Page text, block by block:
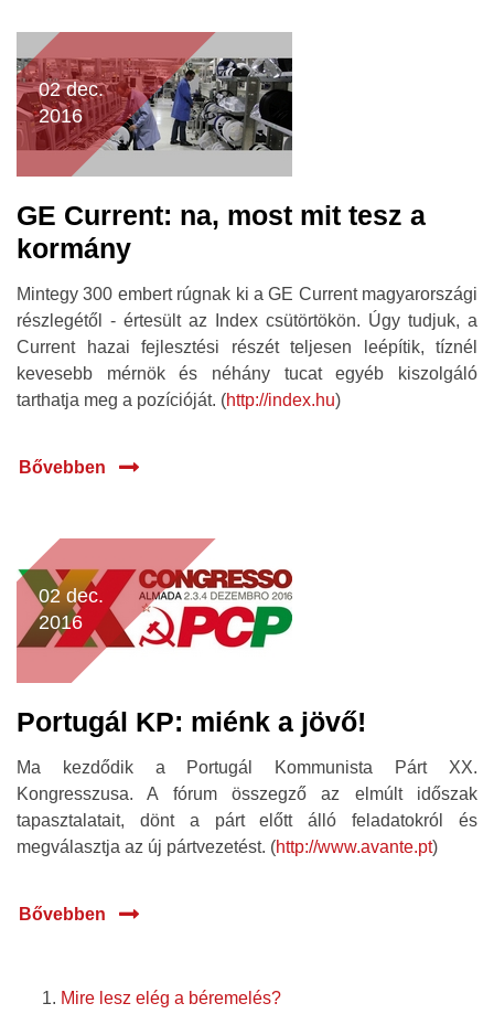
02 dec.
2016
GE Current: na, most mit tesz a
kormány
Mintegy 300 embert rúgnak ki a GE Current magyarországi
részlegétől - értesült az Index csütörtökön. Úgy tudjuk, a
Current hazai fejlesztési részét teljesen leépítik, tíznél
kevesebb mérnök és néhány tucat egyéb kiszolgáló
tarthatja meg a pozícióját. (http://index.hu)
Bővebben
02 dec.
2016
Portugál KP: miénk a jövő!
Ma kezdődik a Portugál Kommunista Párt XX.
Kongresszusa. A fórum összegző az elmúlt időszak
tapasztalatait, dönt a párt előtt álló feladatokról és
megválasztja az új pártvezetést. (http://www.avante.pt)
Bővebben
Mire lesz elég a béremelés?